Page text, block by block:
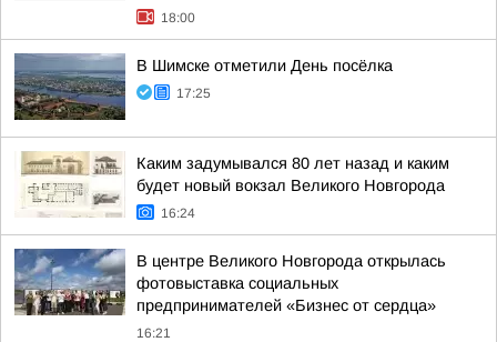
18:00
В Шимске отметили День посёлка
17:25
Каким задумывался 80 лет назад и каким
будет новый вокзал Великого Новгорода
16:24
В центре Великого Новгорода открылась
фотовыставка социальных
предпринимателей «Бизнес от сердца»
16:21